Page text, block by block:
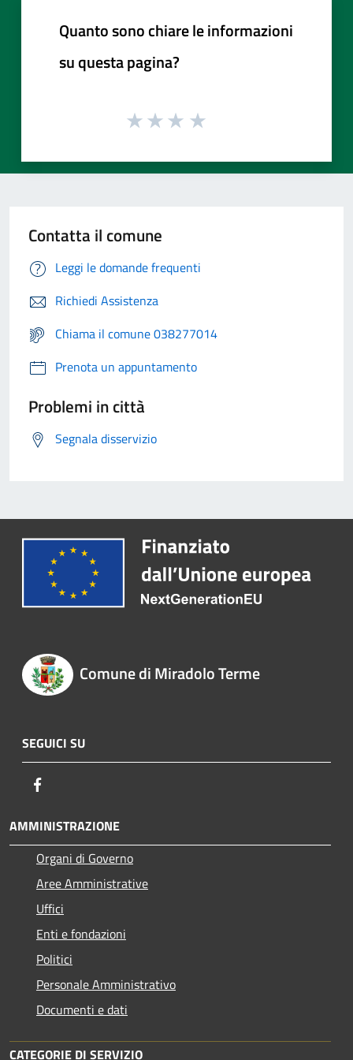
Quanto sono chiare le informazioni
su questa pagina?
Contatta il comune
Leggi le domande frequenti
Richiedi Assistenza
Chiama il comune 038277014
Prenota un appuntamento
Problemi in città
Segnala disservizio
Comune di Miradolo Terme
SEGUICI SU
AMMINISTRAZIONE
Organi di Governo
Aree Amministrative
Uffici
Enti e fondazioni
Politici
Personale Amministrativo
Documenti e dati
CATEGORIE DI SERVIZIO